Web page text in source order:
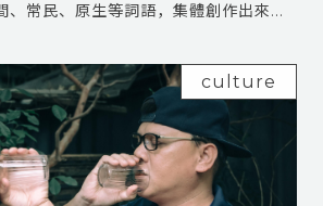
、常民、原生等詞語，集體創作出來...
culture